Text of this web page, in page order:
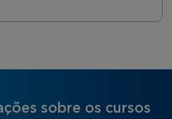
sobre os cursos